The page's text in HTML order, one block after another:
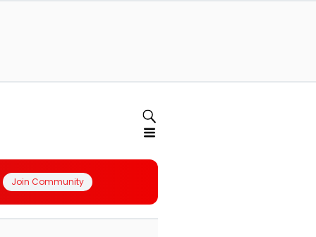
Join Community